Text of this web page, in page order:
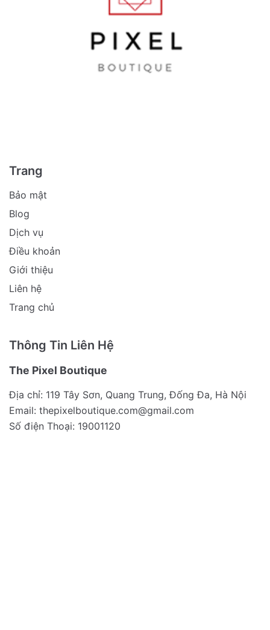
Trang
Bảo mật
Blog
Dịch vụ
Điều khoản
Giới thiệu
Liên hệ
Trang chủ
Thông Tin Liên Hệ
The Pixel Boutique
Địa chỉ: 119 Tây Sơn, Quang Trung, Đống Đa, Hà Nội
Email: thepixelboutique.com@gmail.com
Số điện Thoại: 19001120